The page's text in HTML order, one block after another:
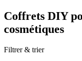
Coffrets DIY
cosmétiques
Filtrer & trier